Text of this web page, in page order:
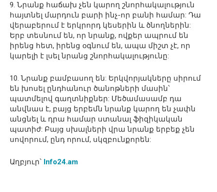
9. Նրանք հաճախ չեն կարող շնորհակալություն
հայտնել մարդուն բարի ինչ-որ բանի համար: Դա
վերաբերում է երկրորդ կեսերին և ծնողներին:
Երբ տեսնում են, որ նրանք, ովքեր ապրում են
իրենց հետ, իրենց օգնում են, ապա միշտ չէ, որ
կարելի է լսել նրանց շնորհակալությունը:
10. Նրանք բամբասող են: Երկվորյակները սիրում
են խոսել ընդհանուր ծանոթների մասին՝
պատմելով գաղտնիքներ: Մեծամասամբ դա
անվնաս է, բայց երբեմն նրանք կարող են չափն
անցնել և դրա համար ստանալ ֆիզիկական
պատիժ: Բայց սխալների վրա նրանք երբեք չեն
սովորում, ընդ որում, սկզբունքորեն:
Աղբյուր՝ Info24.am